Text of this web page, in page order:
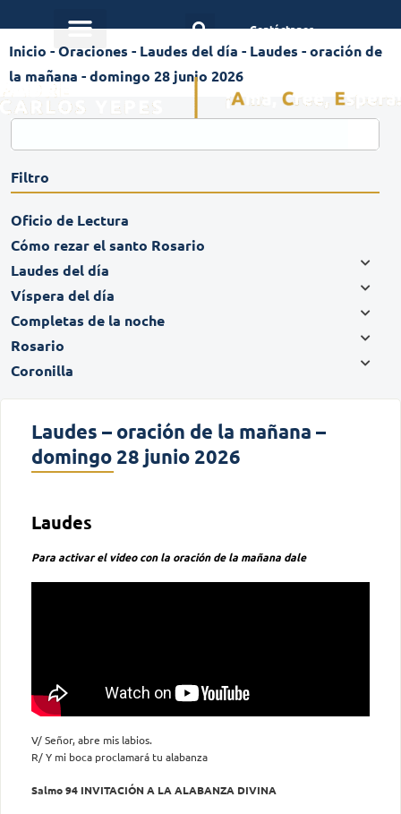
Contáctanos
Inicio -Oraciones - Laudes del día - Laudes - oración de
la mañana - domingo 28 junio 2026
Filtro
Oficio de Lectura
Cómo rezar el santo Rosario
Laudes del día
Víspera del día
Completas de la noche
Rosario
Coronilla
Laudes – oración de la mañana –
domingo 28 junio 2026
Laudes
Para activar el video con la oración de la mañana dale
V/ Señor, abre mis labios.
R/ Y mi boca proclamará tu alabanza
Salmo 94 INVITACIÓN A LA ALABANZA DIVINA